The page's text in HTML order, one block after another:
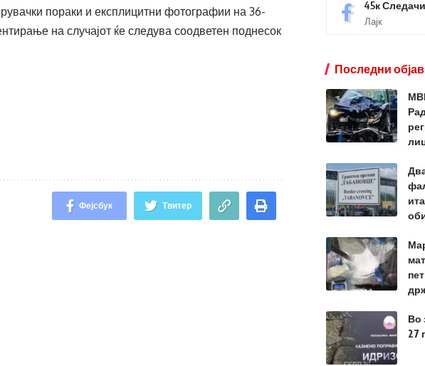
пораки и експлицитни фотографии на 36-
на случајот ќе следува соодветен поднесок
Фејсбук Твитер
45кСледачи
Лајк
Последни
Во
27